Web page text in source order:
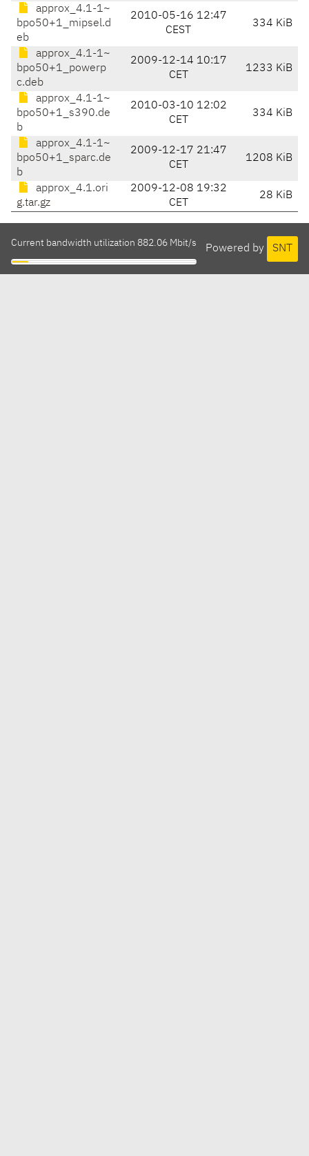
approx_4.1-1~
bpo50+1_mipsel.d
eb
2010-05-16 12:47
CEST
334 KiB
approx_4.1-1~
bpo50+1_powerp
c.deb
2009-12-14 10:17
CET
1233 KiB
approx_4.1-1~
bpo50+1_s390.de
b
2010-03-10 12:02
CET
334 KiB
approx_4.1-1~
bpo50+1_sparc.de
b
2009-12-17 21:47
CET
1208 KiB
approx_4.1.ori
g.tar.gz
2009-12-08 19:32
CET
28 KiB
Powered by SNT
Current bandwidth utilization 882.06 Mbit/s